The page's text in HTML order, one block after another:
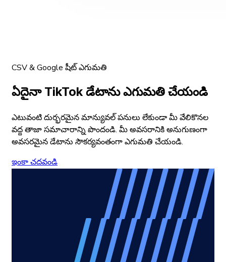
CSV & Google షీట్ ఎగుమతి
ఏదైనా TikTok డేటాను ఎగుమతి చేయండి
ఎటువంటి దుర్భరమైన మాన్యువల్ పనులు లేకుండా మీ వేలికొనల
వద్ద తాజా సమాచారాన్ని పొందండి. మీ అవసరానికి అనుగుణంగా
అవసరమైన డేటాను సౌకర్యవంతంగా ఎగుమతి చేయండి.
ఇంకా చదవండి